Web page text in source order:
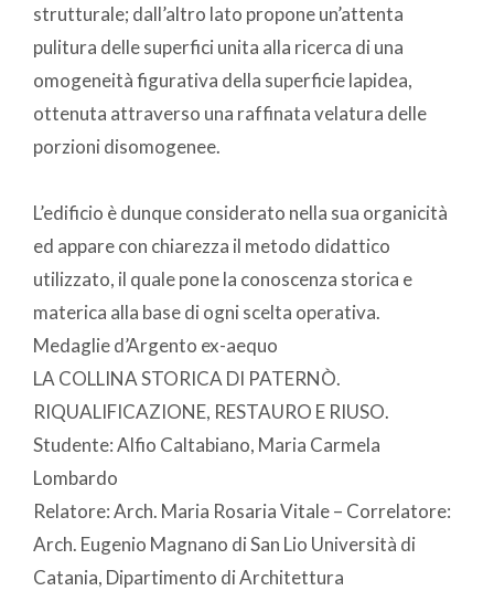
strutturale; dall’altro lato propone un’attenta
pulitura delle superfici unita alla ricerca di una
omogeneità figurativa della superficie lapidea,
ottenuta attraverso una raffinata velatura delle
porzioni disomogenee.
L’edificio è dunque considerato nella sua organicità
ed appare con chiarezza il metodo didattico
utilizzato, il quale pone la conoscenza storica e
materica alla base di ogni scelta operativa.
Medaglie d’Argento ex-aequo
LA COLLINA STORICA DI PATERNÒ.
RIQUALIFICAZIONE, RESTAURO E RIUSO.
Studente: Alfio Caltabiano, Maria Carmela
Lombardo
Relatore: Arch. Maria Rosaria Vitale – Correlatore:
Arch. Eugenio Magnano di San Lio Università di
Catania, Dipartimento di Architettura